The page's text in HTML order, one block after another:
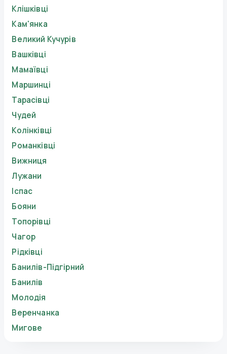
Клішківці
Кам'янка
Великий Кучурів
Вашківці
Мамаївці
Маршинці
Тарасівці
Чудей
Колінківці
Романківці
Вижниця
Лужани
Іспас
Бояни
Топорівці
Чагор
Рідківці
Банилів-Підгірний
Банилів
Молодія
Веренчанка
Мигове